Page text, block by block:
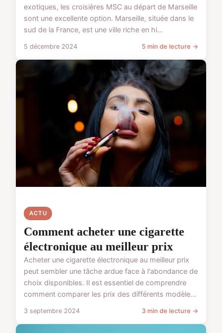
exotiques, les croisières MSC au départ de Marseille
sont une excellente option. Marseille, située dans le
sud de la France, est une ville riche en hi...
5 décembre 2024 5 min de lecture →
ACTU
Comment acheter une cigarette
électronique au meilleur prix
Acheter une cigarette électronique au meilleur prix
peut sembler une tâche ardue face à l'abondance de
choix disponibles. Il est essentiel de comprendre
comment comparer les prix des différents modèle...
3 septembre 2024 3 min de lecture →